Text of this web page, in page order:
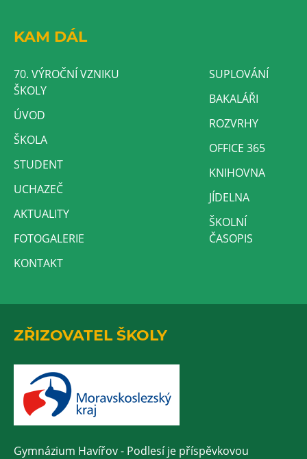
KAM DÁL
70. VÝROČNÍ VZNIKU
ŠKOLY
ÚVOD
ŠKOLA
STUDENT
UCHAZEČ
AKTUALITY
FOTOGALERIE
KONTAKT
SUPLOVÁNÍ
BAKALÁŘI
ROZVRHY
OFFICE 365
KNIHOVNA
JÍDELNA
ŠKOLNÍ
ČASOPIS
ZŘIZOVATEL ŠKOLY
Gymnázium Havířov - Podlesí je příspěvkovou